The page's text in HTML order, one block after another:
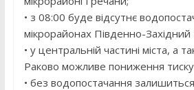
• з 08:00 буде відсутнє
мікрорайонах Південно-
• у центральній частині міста, а
Раково можливе пониження
• без водопостачання